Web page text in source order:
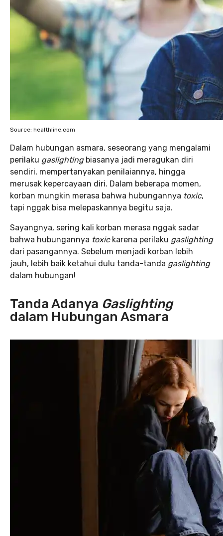
Source: healthline.com
Dalam hubungan asmara, seseorang yang mengalami
perilaku gaslighting biasanya jadi meragukan diri
sendiri, mempertanyakan penilaiannya, hingga
merusak kepercayaan diri. Dalam beberapa momen,
korban mungkin merasa bahwa hubungannya toxic,
tapi nggak bisa melepaskannya begitu saja.
Sayangnya, sering kali korban merasa nggak sadar
bahwa hubungannya toxic karena perilaku gaslighting
dari pasangannya. Sebelum menjadi korban lebih
jauh, lebih baik ketahui dulu tanda-tanda gaslighting
dalam hubungan!
Tanda Adanya Gaslighting
dalam Hubungan Asmara